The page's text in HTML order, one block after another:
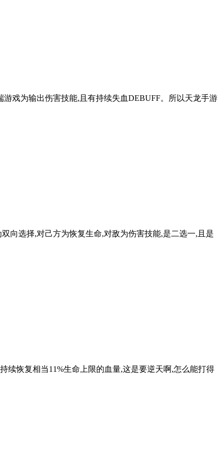
戏为输出伤害技能,且有持续失血DEBUFF。所以天龙手游
向选择,对己方为恢复生命,对敌为伤害技能,是二选一,且是
续恢复相当11%生命上限的血量,这是要逆天啊,怎么能打得